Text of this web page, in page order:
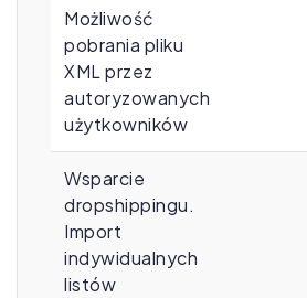
Możliwość
pobrania pliku
XML przez
autoryzowanych
użytkowników
Wsparcie
dropshippingu.
Import
indywidualnych
listów